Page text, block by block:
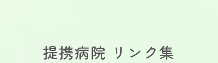
提携病院 リンク集